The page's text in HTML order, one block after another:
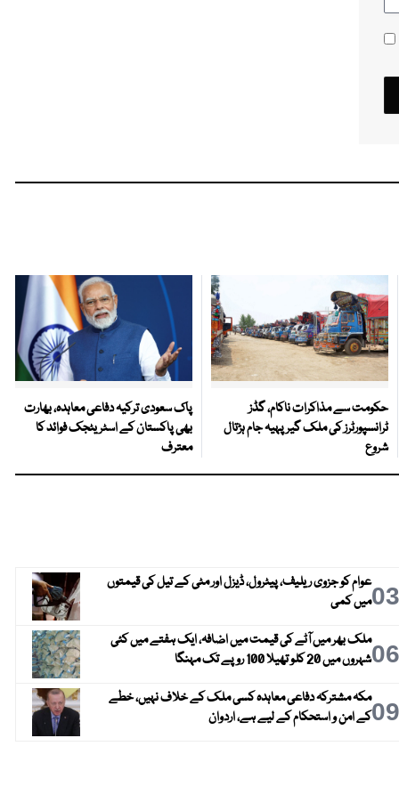
حکومت سے مذاکرات ناکام، گڈز
ٹرانسپورٹرز کی ملک گیر پہیہ جام ہڑتال
شروع
پاک سعودی ترکیہ دفاعی معاہدہ، بھارت
بھی پاکستان کے اسٹریٹجک فوائد کا
معترف
03عوام کو جزوی ریلیف، پیٹرول، ڈیزل اور مٹی کے تیل کی قیمتوں
میں کمی
06ملک بھر میں آٹے کی قیمت میں اضافہ، ایک ہفتے میں کئی
شہروں میں 20 کلو تھیلا 100 روپے تک مہنگا
09مکہ مشترکہ دفاعی معاہدہ کسی ملک کے خلاف نہیں، خطے
کے امن و استحکام کے لیے ہے، اردوان